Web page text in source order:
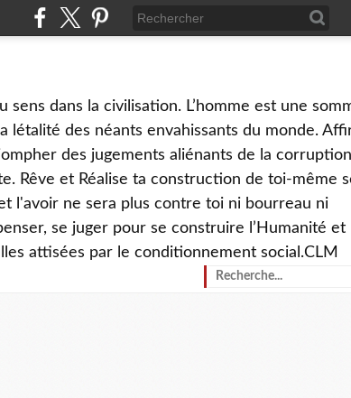
dans la civilisation. L’homme est une
létalité des néants envahissants du monde.
des jugements aliénants de la corruption
Rêve et Réalise ta construction de toi-même
l'avoir ne sera plus contre toi ni bourreau ni
se juger pour se construire l’Humanité et
attisées par le conditionnement social.CLM